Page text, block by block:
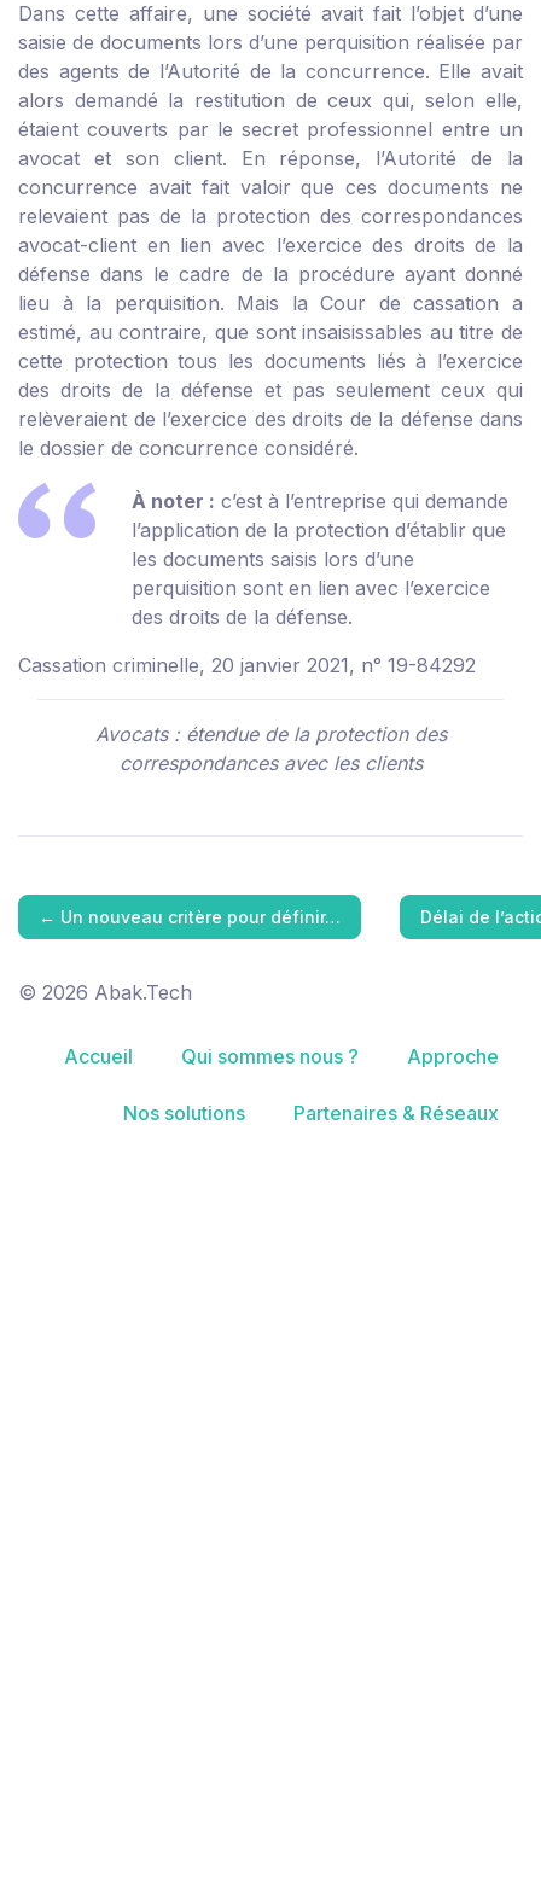
Dans cette affaire, une société avait fait l’objet d’une
saisie de documents lors d’une perquisition réalisée par
des agents de l’Autorité de la concurrence. Elle avait
alors demandé la restitution de ceux qui, selon elle,
étaient couverts par le secret professionnel entre un
avocat et son client. En réponse, l’Autorité de la
concurrence avait fait valoir que ces documents ne
relevaient pas de la protection des correspondances
avocat-client en lien avec l’exercice des droits de la
défense dans le cadre de la procédure ayant donné
lieu à la perquisition. Mais la Cour de cassation a
estimé, au contraire, que sont insaisissables au titre de
cette protection tous les documents liés à l’exercice
des droits de la défense et pas seulement ceux qui
relèveraient de l’exercice des droits de la défense dans
le dossier de concurrence considéré.
À noter : c’est à l’entreprise qui demande
l’application de la protection d’établir que
les documents saisis lors d’une
perquisition sont en lien avec l’exercice
des droits de la défense.
Cassation criminelle, 20 janvier 2021, n° 19-84292
Avocats : étendue de la protection des
correspondances avec les clients
← Un nouveau critère pour définir… Délai de
© 2026 Abak.Tech
Accueil Qui sommes nous ? Approche
Nos solutions Partenaires & Réseaux